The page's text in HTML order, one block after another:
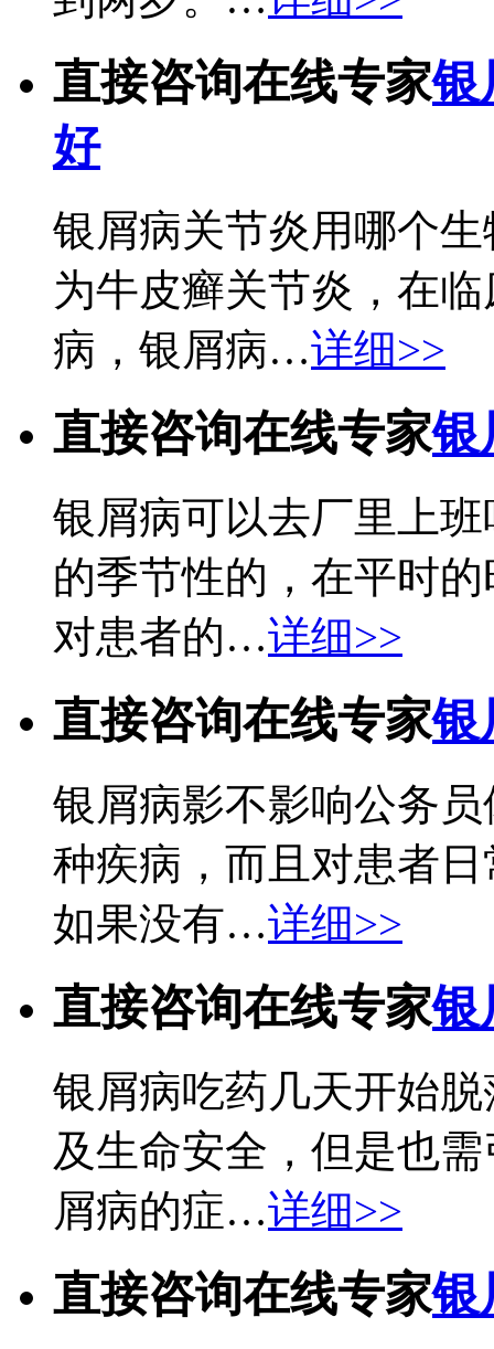
直接咨询在线专家银
好
银屑病关节炎用哪个
为牛皮癣关节炎，在
病，银屑病…详细>>
直接咨询在线专家银
银屑病可以去厂里上
的季节性的，在平时
对患者的…详细>>
直接咨询在线专家银
银屑病影不影响公务
种疾病，而且对患者
如果没有…详细>>
直接咨询在线专家银
银屑病吃药几天开始
及生命安全，但是也
屑病的症…详细>>
直接咨询在线专家银